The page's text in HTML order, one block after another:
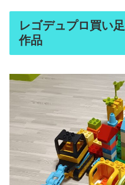
レゴデュプロ買い
作品